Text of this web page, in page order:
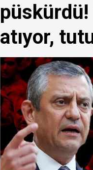
Ülkü Hilal Çiftçi'nin
YSK, YENİ Parti
Kuşadası
püskürdü!
atıyor,